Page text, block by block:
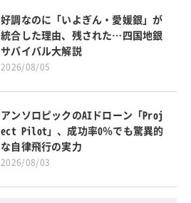
好調なのに「いよぎん・愛媛銀」が
統合した理由、残された…四国地銀
サバイバル大解説
2026/08/05
アンソロピックのAIドローン「Proj
ect Pilot」、成功率0％でも驚異的
な自律飛行の実力
2026/08/03